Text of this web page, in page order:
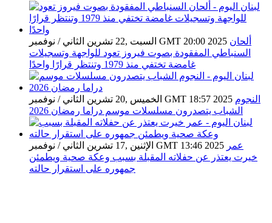
السبت ,22 تشرين الثاني / نوفمبر GMT 20:00 2025 ألحان
السنباطي المفقودة بصوت فيروز تعود للواجهة وتسجيلات
غامضة تختفي منذ 1979 وتنتظر قرارًا واحدًا
الخميس ,20 تشرين الثاني / نوفمبر GMT 18:57 2025 النجوم
الشباب يتصدرون مسلسلات موسم دراما رمضان 2026
الإثنين ,17 تشرين الثاني / نوفمبر GMT 13:46 2025 عمر
خيرت يعتذر عن حفلاته المقبلة بسبب وعكة صحية ويطمئن
جمهوره على استقرار حالته